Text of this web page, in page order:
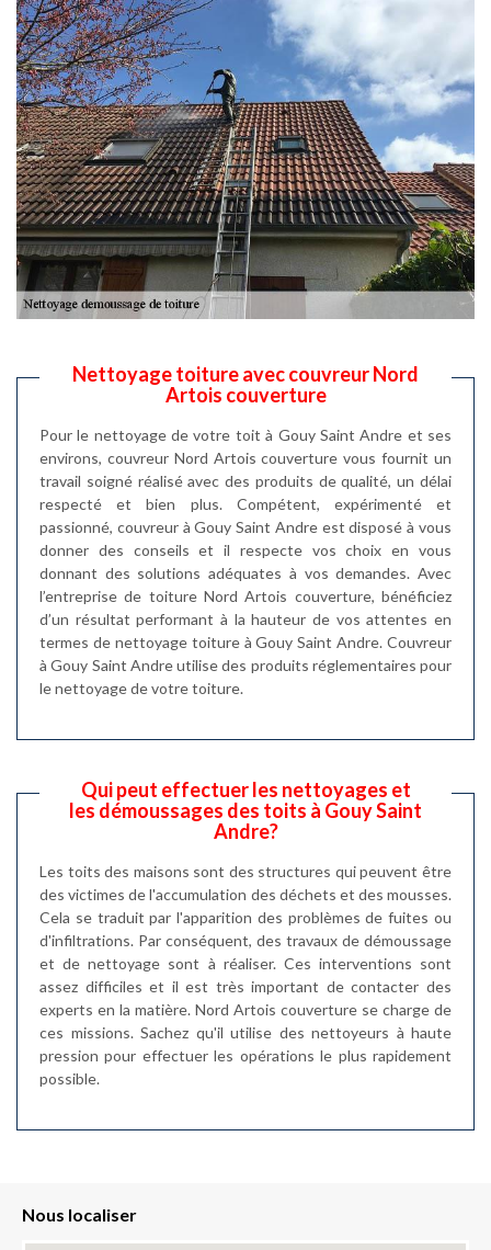
Nettoyage toiture avec couvreur Nord
Artois couverture
Pour le nettoyage de votre toit à Gouy Saint Andre et ses
environs, couvreur Nord Artois couverture vous fournit un
travail soigné réalisé avec des produits de qualité, un délai
respecté et bien plus. Compétent, expérimenté et
passionné, couvreur à Gouy Saint Andre est disposé à vous
donner des conseils et il respecte vos choix en vous
donnant des solutions adéquates à vos demandes. Avec
l’entreprise de toiture Nord Artois couverture, bénéficiez
d’un résultat performant à la hauteur de vos attentes en
termes de nettoyage toiture à Gouy Saint Andre. Couvreur
à Gouy Saint Andre utilise des produits réglementaires pour
le nettoyage de votre toiture.
Qui peut effectuer les nettoyages et
les démoussages des toits à Gouy Saint
Andre?
Les toits des maisons sont des structures qui peuvent être
des victimes de l'accumulation des déchets et des mousses.
Cela se traduit par l'apparition des problèmes de fuites ou
d'infiltrations. Par conséquent, des travaux de démoussage
et de nettoyage sont à réaliser. Ces interventions sont
assez difficiles et il est très important de contacter des
experts en la matière. Nord Artois couverture se charge de
ces missions. Sachez qu'il utilise des nettoyeurs à haute
pression pour effectuer les opérations le plus rapidement
possible.
Nous localiser